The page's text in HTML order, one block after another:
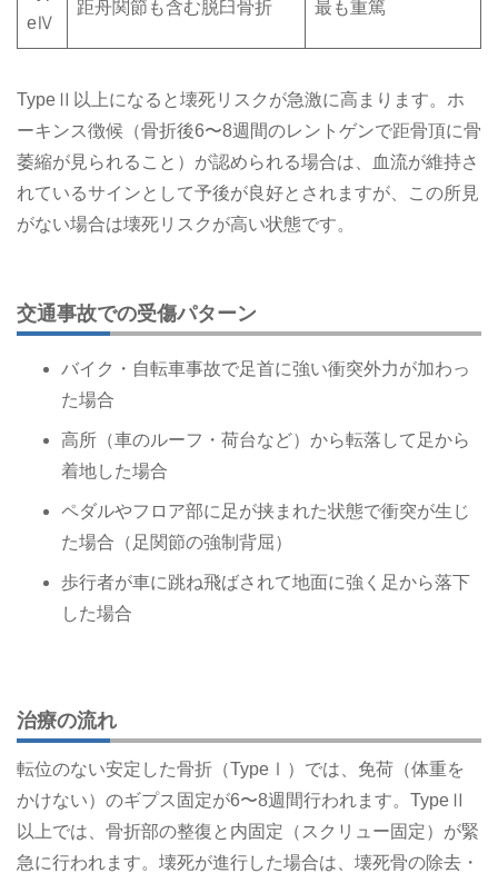
eⅣ
距舟関節も含む脱臼骨折 最も重篤
TypeⅡ以上になると壊死リスクが急激に高まります。ホ
ーキンス徴候（骨折後6〜8週間のレントゲンで距骨頂に骨
萎縮が見られること）が認められる場合は、血流が維持さ
れているサインとして予後が良好とされますが、この所見
がない場合は壊死リスクが高い状態です。
交通事故での受傷パターン
バイク・自転車事故で足首に強い衝突外力が加わっ
た場合
高所（車のルーフ・荷台など）から転落して足から
着地した場合
ペダルやフロア部に足が挟まれた状態で衝突が生じ
た場合（足関節の強制背屈）
歩行者が車に跳ね飛ばされて地面に強く足から落下
した場合
治療の流れ
転位のない安定した骨折（TypeⅠ）では、免荷（体重を
かけない）のギプス固定が6〜8週間行われます。TypeⅡ
以上では、骨折部の整復と内固定（スクリュー固定）が緊
急に行われます。壊死が進行した場合は、壊死骨の除去・